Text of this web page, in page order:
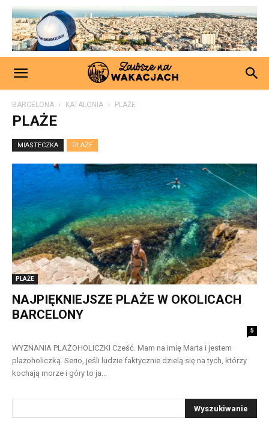
BARCELONA KATALONIA PLAŻE
PLAŻE
MIASTECZKA PLAŻE
PLAŻE
NAJPIĘKNIEJSZE PLAŻE W OKOLICACH
BARCELONY
5
WYZNANIA PLAŻOHOLICZKI Cześć. Mam na imię Marta i jestem
plażoholiczką. Serio, jeśli ludzie faktycznie dzielą się na tych, którzy
kochają morze i góry to ja...